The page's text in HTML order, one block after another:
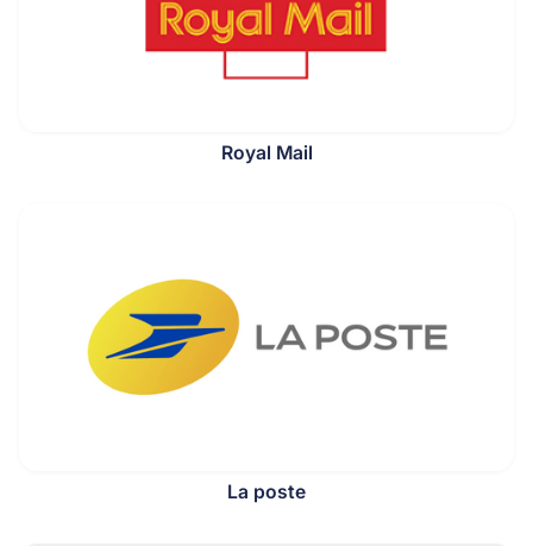
Royal Mail
La poste